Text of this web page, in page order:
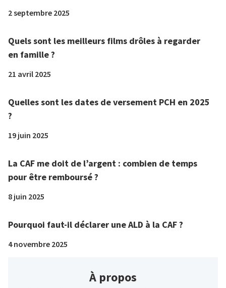
2 septembre 2025
Quels sont les meilleurs films drôles à regarder
en famille ?
21 avril 2025
Quelles sont les dates de versement PCH en 2025
?
19 juin 2025
La CAF me doit de l’argent : combien de temps
pour être remboursé ?
8 juin 2025
Pourquoi faut-il déclarer une ALD à la CAF ?
4 novembre 2025
À propos